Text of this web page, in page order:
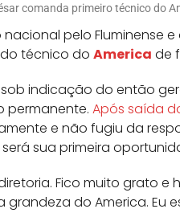
comanda primeiro técnico do
pelo Fluminense
técnico do America de
indicação do então
permanente. Após saída
e não fugiu da
sua primeira
Fico muito grato
do America.